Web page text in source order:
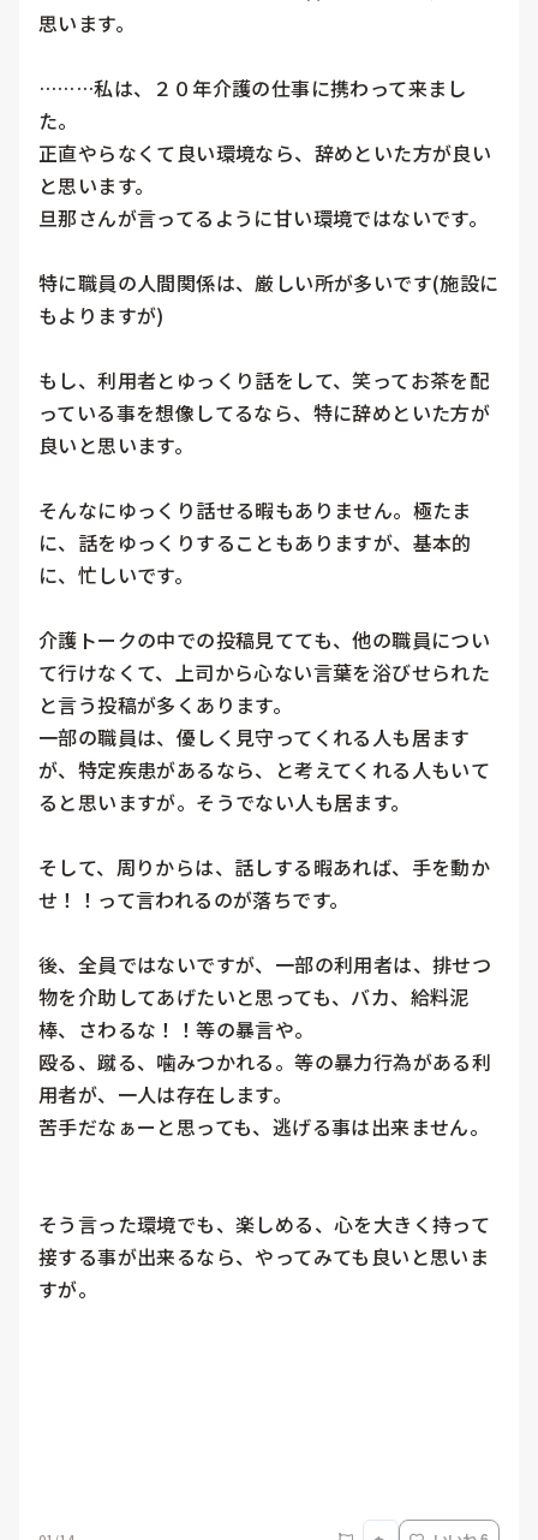
思います。
………私は、２０年介護の仕事に携わって来まし
た。
正直やらなくて良い環境なら、辞めといた方が良い
と思います。
旦那さんが言ってるように甘い環境ではないです。
特に職員の人間関係は、厳しい所が多いです(施設に
もよりますが)
もし、利用者とゆっくり話をして、笑ってお茶を配
っている事を想像してるなら、特に辞めといた方が
良いと思います。
そんなにゆっくり話せる暇もありません。極たま
に、話をゆっくりすることもありますが、基本的
に、忙しいです。
介護トークの中での投稿見てても、他の職員につい
て行けなくて、上司から心ない言葉を浴びせられた
と言う投稿が多くあります。
一部の職員は、優しく見守ってくれる人も居ます
が、特定疾患があるなら、と考えてくれる人もいて
ると思いますが。そうでない人も居ます。
そして、周りからは、話しする暇あれば、手を動か
せ！！って言われるのが落ちです。
後、全員ではないですが、一部の利用者は、排せつ
物を介助してあげたいと思っても、バカ、給料泥
棒、さわるな！！等の暴言や。
殴る、蹴る、噛みつかれる。等の暴力行為がある利
用者が、一人は存在します。
苦手だなぁーと思っても、逃げる事は出来ません。
そう言った環境でも、楽しめる、心を大きく持って
接する事が出来るなら、やってみても良いと思いま
すが。